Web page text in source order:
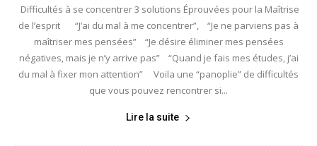
Difficultés à se concentrer 3 solutions Éprouvées pour la Maîtrise
de l’esprit “J’ai du mal à me concentrer”, “Je ne parviens pas à
maîtriser mes pensées” “Je désire éliminer mes pensées
négatives, mais je n’y arrive pas” “Quand je fais mes études, j’ai
du mal à fixer mon attention” Voila une “panoplie” de difficultés
que vous pouvez rencontrer si...
Lire la suite